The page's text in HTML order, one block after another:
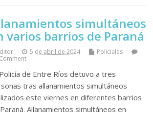
simultáneos
varios barrios de Paraná
5 de abril de 2024
Policiales
de Entre Ríos detuvo a tres
tras allanamientos simultáneos
este viernes en diferentes barrios
Allanamientos simultáneos en